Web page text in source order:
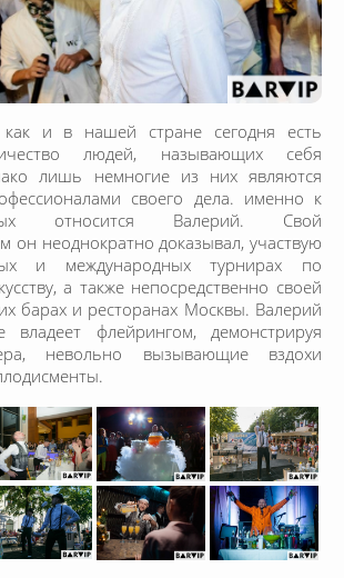
и в нашей стране сегодня есть
людей, называющих себя
лишь немногие из них являются
своего дела. именно к
относится Валерий. Свой
он неоднократно доказывал, участвую
и международных турнирах по
а также непосредственно своей
барах и ресторанах Москвы. Валерий
владеет флейрингом, демонстрируя
невольно вызывающие вздохи